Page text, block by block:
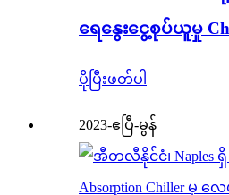
ရေနွေးငွေ့စုပ်ယူမှု
ပိုပြီးဖတ်ပါ
2023-ဧပြီ-မွန်